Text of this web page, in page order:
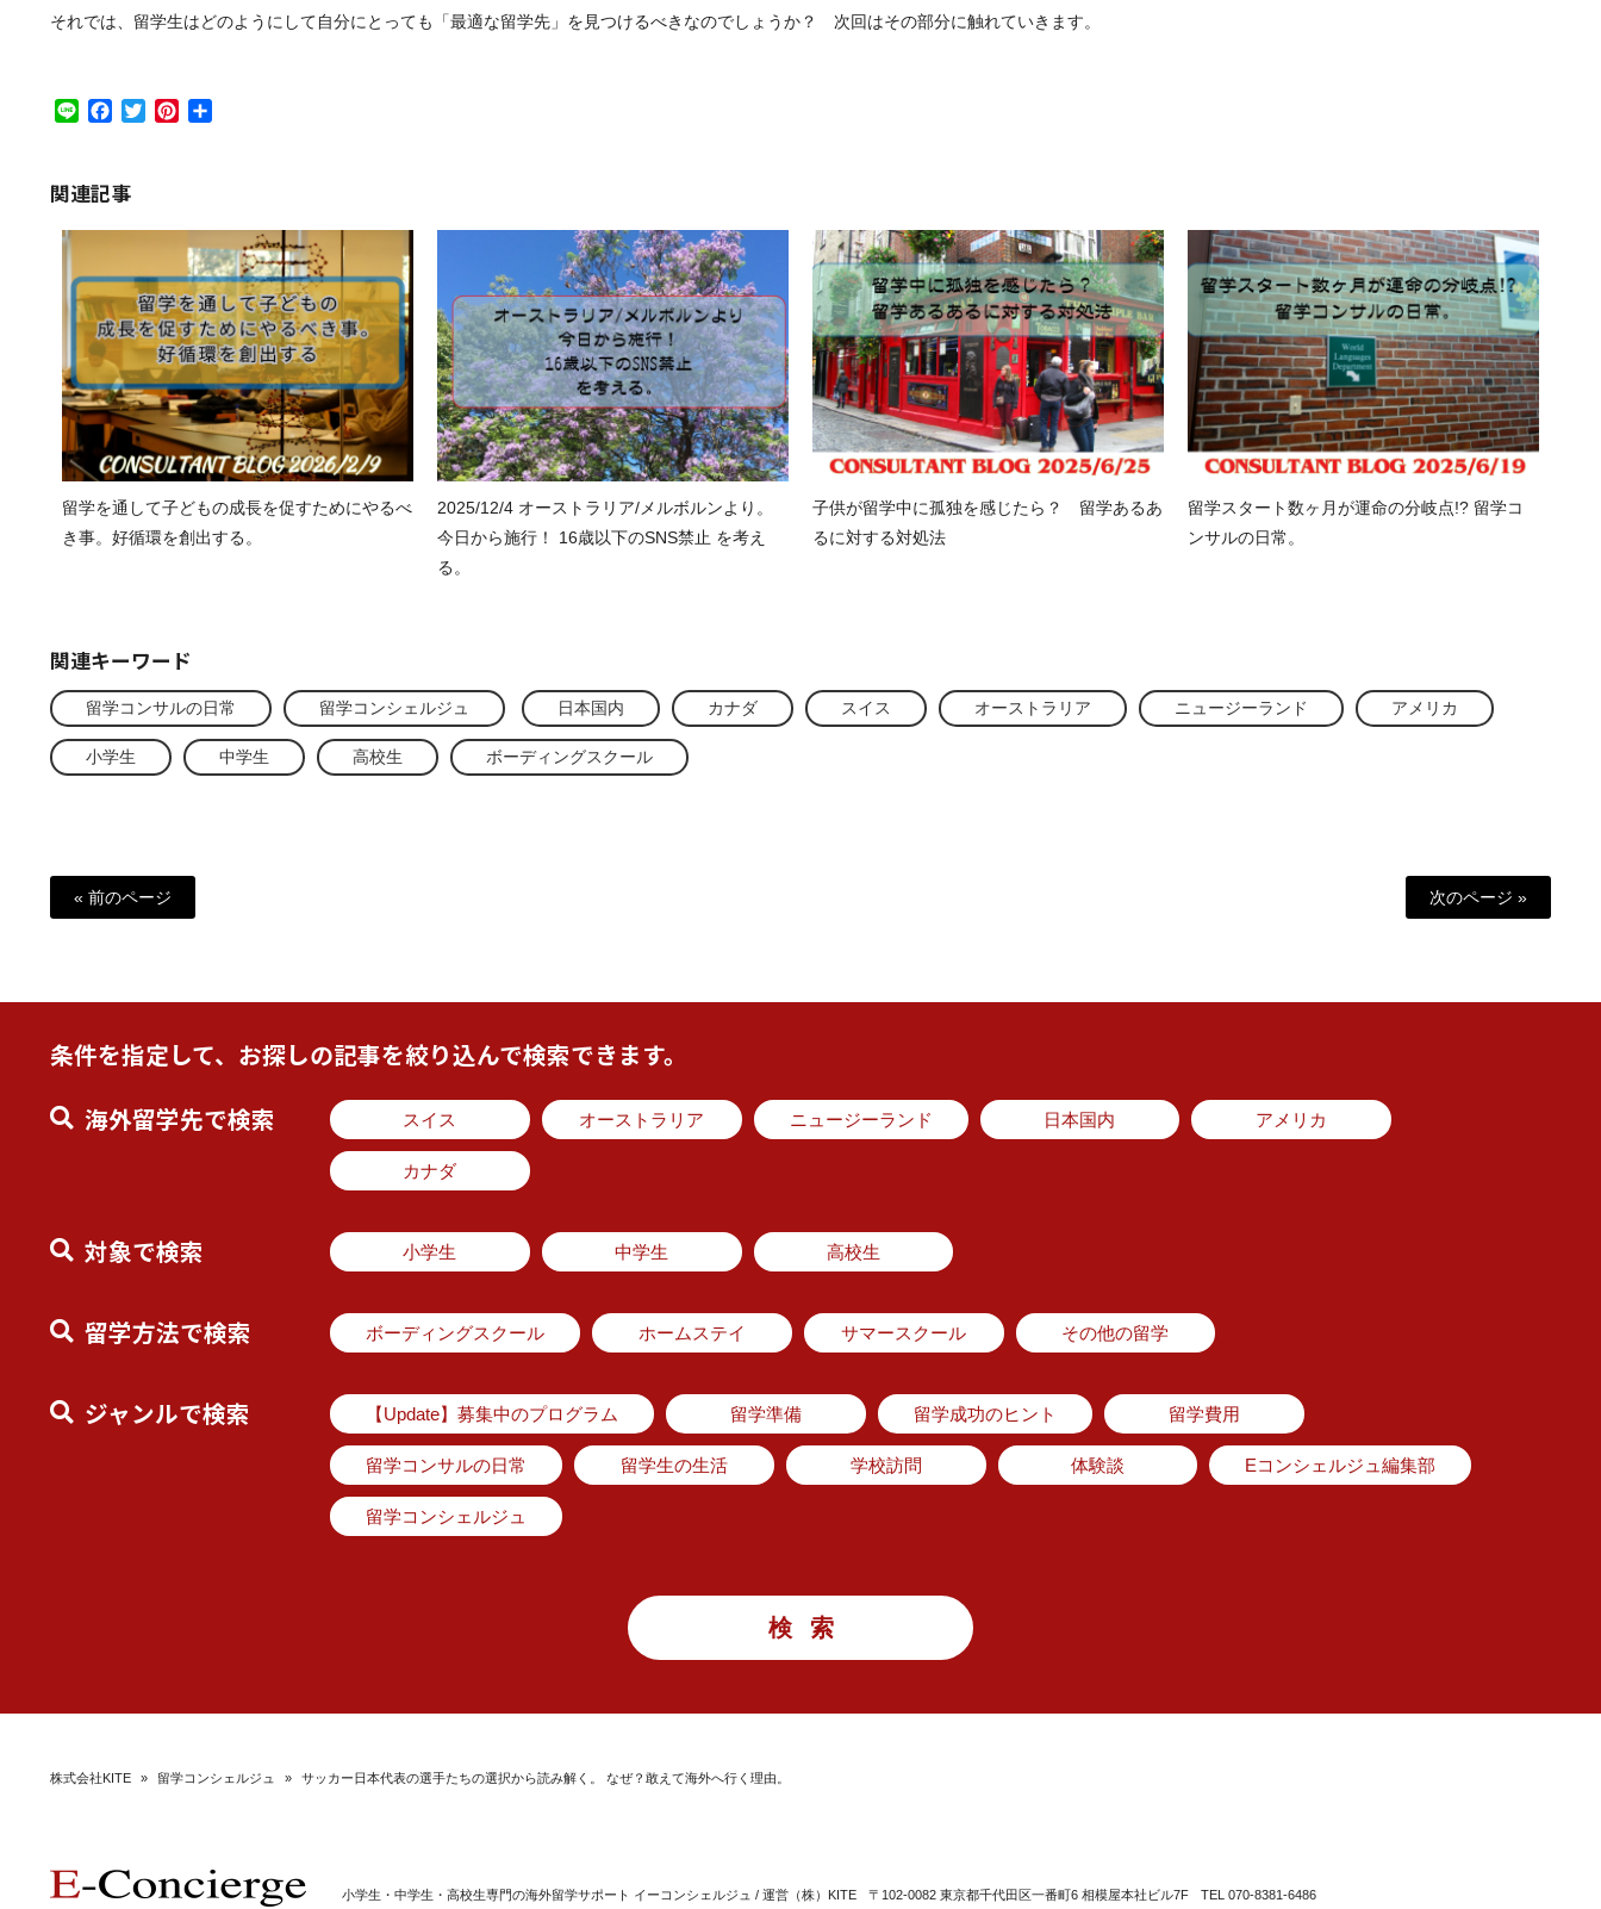
それでは、留学生はどのようにして自分にとっても「最適な留学先」を見つけるべきなのでしょうか？ 次回はその部分に触れていきます。
Line Facebook
TwitterPinterest
関連記事
留学を通して子どもの成長を促すためにやるべ
き事。好循環を創出する。
2025/12/4 オーストラリア/メルボルンより。
今日から施行！ 16歳以下のSNS禁止 を考え
る。
子供が留学中に孤独を感じたら？ 留学あるあ
るに対する対処法
留学スタート数ヶ月が運命の分岐点!? 留学コ
ンサルの日常。
関連キーワード
留学コンサルの日常 留学コンシェルジュ 日本国内 カナダ スイス オーストラリア ニュージーランド アメリカ
小学生 中学生 高校生 ボーディングスクール
« 前のページ 次のページ »
条件を指定して、お探しの記事を絞り込んで検索できます。
海外留学先で検索
スイス オーストラリア ニュージーランド 日本国内 アメリカ
カナダ
対象で検索 小学生 中学生 高校生
留学方法で検索 ボーディングスクール ホームステイ サマースクール その他の留学
ジャンルで検索 【Update】募集中のプログラム 留学準備 留学成功のヒント 留学費用
留学コンサルの日常 留学生の生活 学校訪問 体験談 Eコンシェルジュ編集部
留学コンシェルジュ
株式会社KITE » 留学コンシェルジュ » サッカー日本代表の選手たちの選択から読み解く。 なぜ？敢えて海外へ行く理由。
小学生・中学生・高校生専門の海外留学サポート イーコンシェルジュ / 運営（株）KITE 〒102-0082 東京都千代田区一番町6 相模屋本社ビル7F TEL 070-8381-6486